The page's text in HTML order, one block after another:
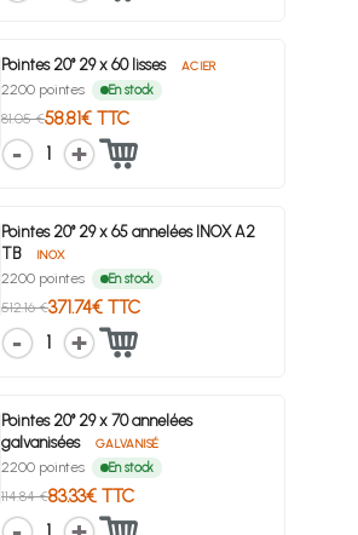
Pointes 20° 29 x 60 lisses ACIER
2200 pointes En stock
81.05 €58.81€ TTC
1
Pointes 20° 29 x 65 annelées INOX A2
TB
INOX
2200 pointes En stock
512.16 €371.74€ TTC
1
Pointes 20° 29 x 70 annelées
galvanisées
GALVANISÉ
2200 pointes En stock
114.84 €83.33€ TTC